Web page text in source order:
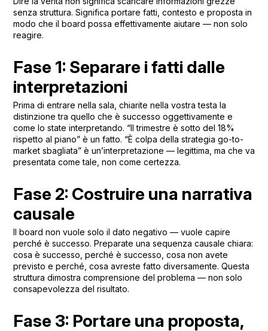
senza struttura. Significa portare fatti, contesto e proposta in
modo che il board possa effettivamente aiutare — non solo
reagire.
Fase 1: Separare i fatti dalle
interpretazioni
Prima di entrare nella sala, chiarite nella vostra testa la
distinzione tra quello che è successo oggettivamente e
come lo state interpretando. “Il trimestre è sotto del 18%
rispetto al piano” è un fatto. “È colpa della strategia go-to-
market sbagliata” è un’interpretazione — legittima, ma che va
presentata come tale, non come certezza.
Fase 2: Costruire una narrativa
causale
Il board non vuole solo il dato negativo — vuole capire
perché è successo. Preparate una sequenza causale chiara:
cosa è successo, perché è successo, cosa non avete
previsto e perché, cosa avreste fatto diversamente. Questa
struttura dimostra comprensione del problema — non solo
consapevolezza del risultato.
Fase 3: Portare una proposta,